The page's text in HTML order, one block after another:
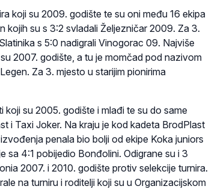
koji su 2009. godište te su oni među 16 ekipa
kojih su s 3:2 svladali Željezničar 2009. Za 3.
s 5:0 nadigrali Vinogorac 09. Najviše
2007. godište, a tu je momčad pod nazivom
Za 3. mjesto u starijim pionirima
koji su 2005. godište i mlađi te su do same
i Taxi Joker. Na kraju je kod kadeta BrodPlast
penala bio bolji od ekipe Koka juniors
sa 4:1 pobijedio Bonđolini. Odigrane su i 3
2007. i 2010. godište protiv selekcije turnira.
na turniru i roditelji koji su u Organizacijskom